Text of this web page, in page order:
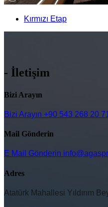
Kırmızı Etap
- İletişim
Bizi Arayın
Bizi Arayın +90 543 268 20
Mail Gönderin
E Mail Gönderin
Adres
Atatürk Mahallesi Yıldırım